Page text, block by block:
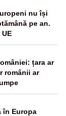
nu își
pe an.
țara ar
românii ar
în Europa